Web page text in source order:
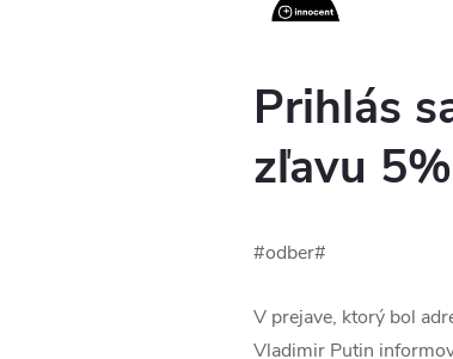
Prihlás
zľavu
#odber#
V prejave, ktorý bol
Vladimir Putin